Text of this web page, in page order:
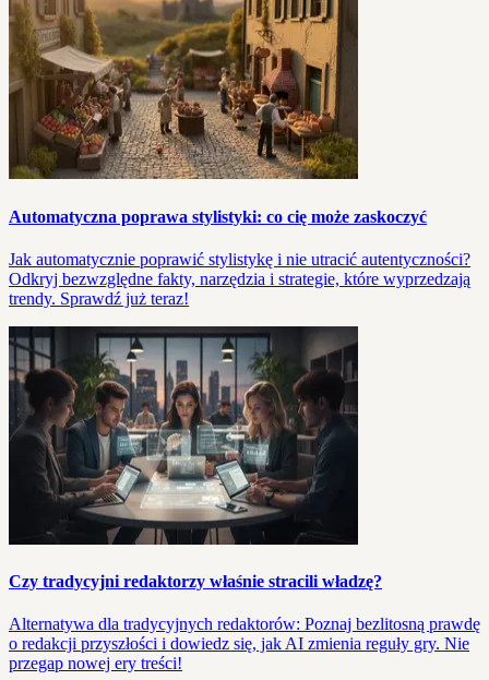
Automatyczna poprawa stylistyki: co cię może zaskoczyć
Jak automatycznie poprawić stylistykę i nie utracić autentyczności?
Odkryj bezwzględne fakty, narzędzia i strategie, które wyprzedzają
trendy. Sprawdź już teraz!
Czy tradycyjni redaktorzy właśnie stracili władzę?
Alternatywa dla tradycyjnych redaktorów: Poznaj bezlitosną prawdę
o redakcji przyszłości i dowiedz się, jak AI zmienia reguły gry. Nie
przegap nowej ery treści!